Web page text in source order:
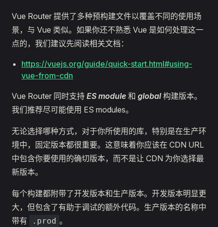
Vue Router 提供了多种预构建文件以覆盖不同的使用场
景，与 Vue 类似。如果你还不熟悉 Vue 是如何处理这一
点的，我们建议先阅读相关文档：
https://vuejs.org/guide/quick-start.html#using-
vue-from-cdn
Vue Router 同时支持 ES module 和 global构建版本。
我们推荐尽可能使用 ES modules。
无论选择哪种方式，对于你所使用的库，特别是在生产环
境中，固定版本都很重要。这意味着你应该在 CDN URL
中包含你要使用的确切版本，而不是让 CDN 为你选择最
新版本。
每个构建都附带了开发版本和生产版本。开发版本明显更
大，但包含了有助于调试的额外代码。生产版本的名称中
带有
.prod 。